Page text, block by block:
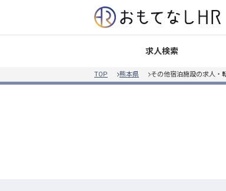
求人検索
TOP 熊本県 その他宿泊施設の求人・